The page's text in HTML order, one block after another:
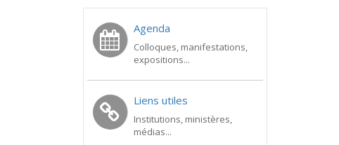
Agenda
Colloques, manifestations,
expositions...
Liens utiles
Institutions, ministères,
médias...